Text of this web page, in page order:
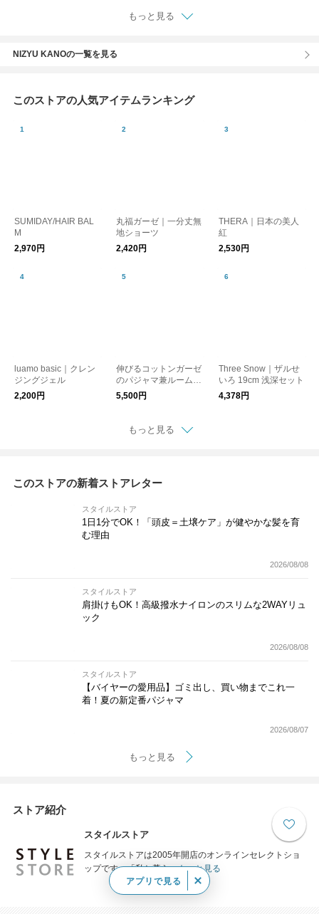
AYPACK スタンダー
ドサプライ リュック
もっと見る
NIZYU KANOの一覧を見る
このストアの人気アイテムランキング
SUMIDAY/HAIR BAL
M
2,970円
丸福ガーゼ｜一分丈無
地ショーツ
2,420円
THERA｜日本の美人
紅
2,530円
luamo basic｜クレン
ジングジェル
2,200円
伸びるコットンガーゼ
のパジャマ兼ルームウ
ェア 接触冷感 5分袖プ
ルオーバー メンズ
5,500円
Three Snow｜ザルせ
いろ 19cm 浅深セット
4,378円
もっと見る
このストアの新着ストアレター
スタイルストア
1日1分でOK！「頭皮＝土壌ケア」が健やかな髪を育
む理由
2026/08/08
スタイルストア
肩掛けもOK！高級撥水ナイロンのスリムな2WAYリュ
ック
2026/08/08
スタイルストア
【バイヤーの愛用品】ゴミ出し、買い物までこれ一
着！夏の新定番パジャマ
2026/08/07
もっと見る
ストア紹介
スタイルストア
スタイルストアは2005年開店のオンラインセレクトショ
ップです。「私と暮ら...もっと見る
アプリで見る